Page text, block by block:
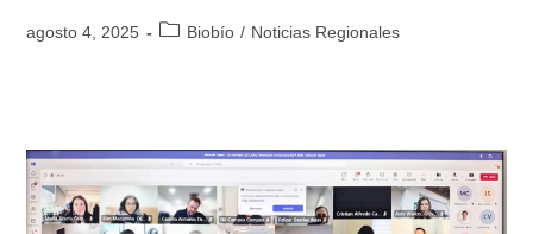
agosto 4, 2025 Biobío / Noticias Regionales